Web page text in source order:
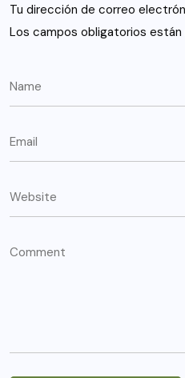
Tu dirección de correo
Los campos obligatorios están